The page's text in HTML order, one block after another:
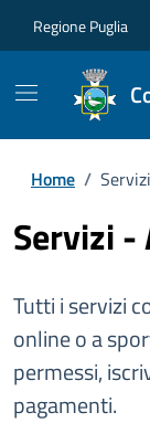
Regione Puglia
Home / Servizi
Servizi
Tutti i servizi
online o a
permessi,
pagamenti.